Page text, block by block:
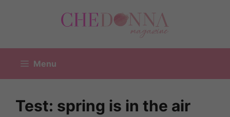
Menu
Test: spring is in the air